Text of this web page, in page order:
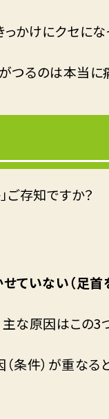
かけにクセに
つるのは本当に
ご存知ですか？
いない（足首
な原因はこの3つ
条件）が重なる